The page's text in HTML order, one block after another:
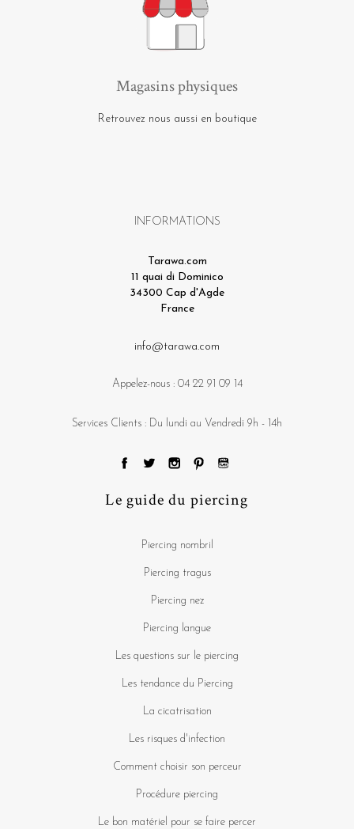
Magasins physiques
Retrouvez nous aussi en boutique
INFORMATIONS
Tarawa.com
11 quai di Dominico
34300 Cap d'Agde
France
info@tarawa.com
Appelez-nous : 04 22 91 09 14
Services Clients : Du lundi au Vendredi 9h - 14h
Le guide du piercing
Piercing nombril
Piercing tragus
Piercing nez
Piercing langue
Les questions sur le piercing
Les tendance du Piercing
La cicatrisation
Les risques d'infection
Comment choisir son perceur
Procédure piercing
Le bon matériel pour se faire percer